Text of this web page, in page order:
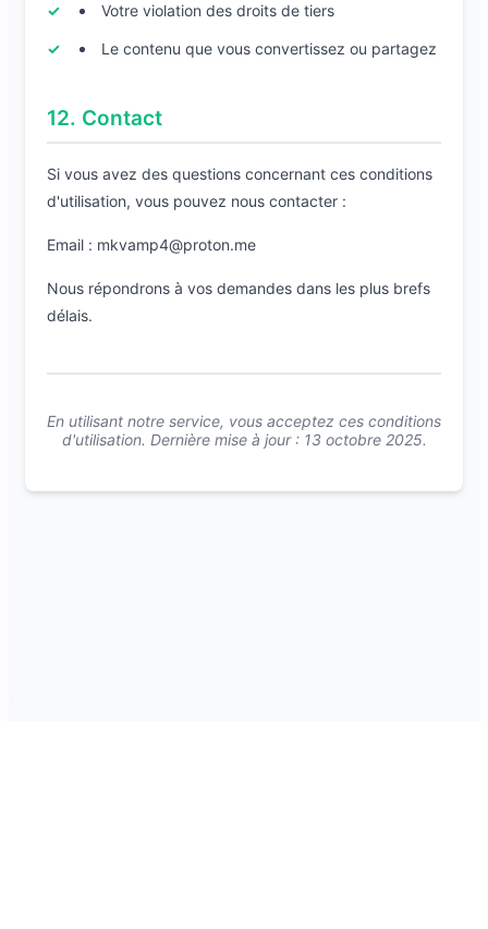
Votre violation des droits de tiers
Le contenu que vous convertissez ou partagez
12. Contact
Si vous avez des questions concernant ces conditions
d'utilisation, vous pouvez nous contacter :
Email : mkvamp4@proton.me
Nous répondrons à vos demandes dans les plus brefs
délais.
En utilisant notre service, vous acceptez ces conditions
d'utilisation. Dernière mise à jour : 13 octobre 2025.